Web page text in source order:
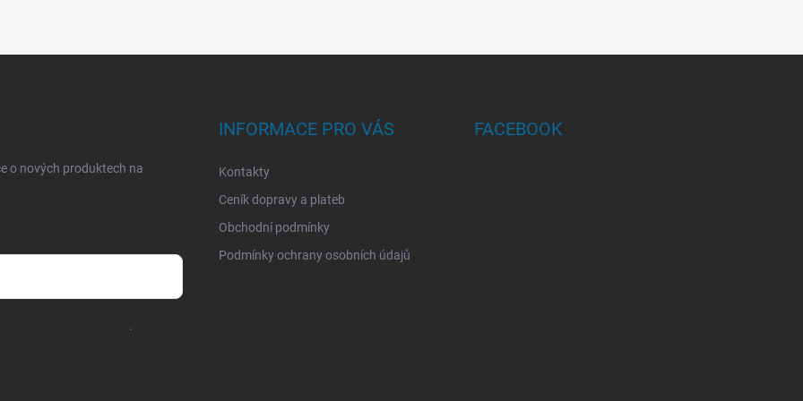
o nových produktech na
.
INFORMACE PRO VÁS
Kontakty
Ceník dopravy a plateb
Obchodní podmínky
Podmínky ochrany osobních údajů
FACEBOOK